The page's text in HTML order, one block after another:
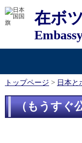
在ボ
トップページ > 日本と
（もうすぐ